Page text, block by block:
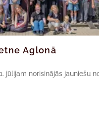
Aglonā
jūlijam norisinājās jauniešu